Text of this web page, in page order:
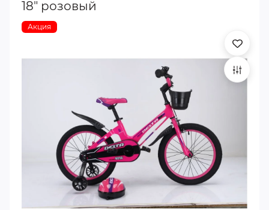
18" розовый
Акция